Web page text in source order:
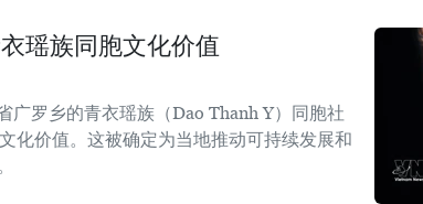
瑶族同胞文化价值
广罗乡的青衣瑶族（Dao Thanh Y）同胞社
化价值。这被确定为当地推动可持续发展和